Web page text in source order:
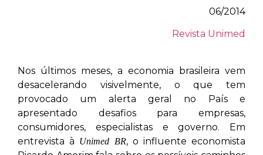
06/2014
Revista Unimed
Nos últimos meses, a economia brasileira vem
desacelerando visivelmente, o que tem
provocado um alerta geral no País e
apresentado desafios para empresas,
consumidores, especialistas e governo. Em
entrevista à Unimed BR, o influente economista